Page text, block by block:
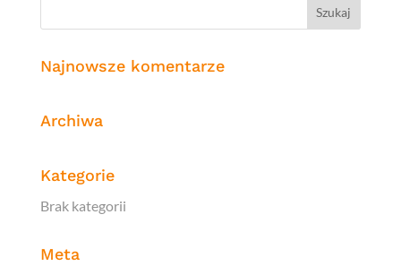
Najnowsze komentarze
Archiwa
Kategorie
Brak kategorii
Meta